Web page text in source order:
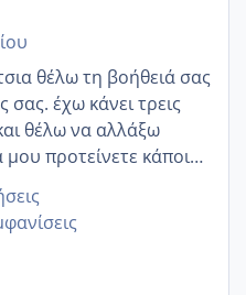
θέλω τη βοήθειά σας
σας. έχω κάνει τρεις
θέλω να αλλάξω
μου προτείνετε κάποιον
και είχατε
στο υγεία με τον
το εψαξε καθόλου